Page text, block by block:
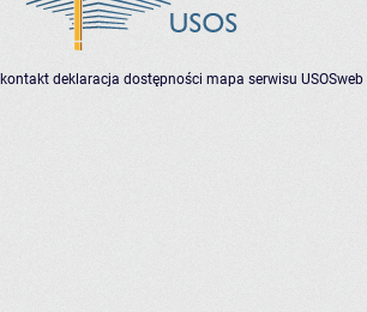
kontakt deklaracja dostępności mapa serwisu